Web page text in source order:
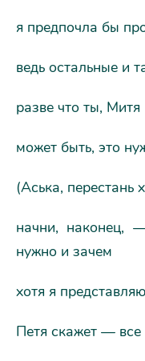
я предпочла бы
ведь остальные и
разве что ты, Митя
может быть, это
(Аська, перестань
начни, наконец,
нужно и зачем
хотя я
Петя скажет —